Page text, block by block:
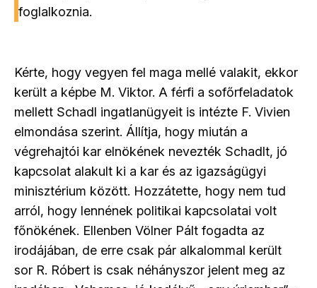
foglalkoznia.
Kérte, hogy vegyen fel maga mellé valakit, ekkor
került a képbe M. Viktor. A férfi a sofőrfeladatok
mellett Schadl ingatlanügyeit is intézte F. Vivien
elmondása szerint. Állítja, hogy miután a
végrehajtói kar elnökének nevezték Schadlt, jó
kapcsolat alakult ki a kar és az igazságügyi
minisztérium között. Hozzátette, hogy nem tud
arról, hogy lennének politikai kapcsolatai volt
főnökének. Ellenben Völner Pált fogadta az
irodájában, de erre csak pár alkalommal került
sor R. Róbert is csak néhányszor jelent meg az